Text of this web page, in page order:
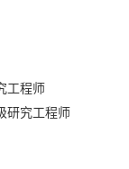
工程师
研究工程师